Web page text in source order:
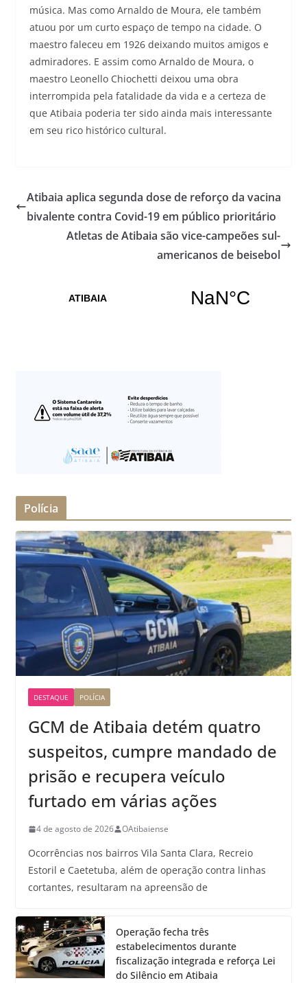
música. Mas como Arnaldo de Moura, ele também
atuou por um curto espaço de tempo na cidade. O
maestro faleceu em 1926 deixando muitos amigos e
admiradores. E assim como Arnaldo de Moura, o
maestro Leonello Chiochetti deixou uma obra
interrompida pela fatalidade da vida e a certeza de
que Atibaia poderia ter sido ainda mais interessante
em seu rico histórico cultural.
Atibaia aplica segunda dose de reforço da vacina
bivalente contra Covid-19 em público prioritário
Atletas de Atibaia são vice-campeões sul-
americanos de beisebol
Polícia
DESTAQUE POLÍCIA
GCM de Atibaia detém quatro
suspeitos, cumpre mandado de
prisão e recupera veículo
furtado em várias ações
4 de agosto de 2026 OAtibaiense
Ocorrências nos bairros Vila Santa Clara, Recreio
Estoril e Caetetuba, além de operação contra linhas
cortantes, resultaram na apreensão de
Operação fecha três
estabelecimentos durante
fiscalização integrada e reforça Lei
do Silêncio em Atibaia